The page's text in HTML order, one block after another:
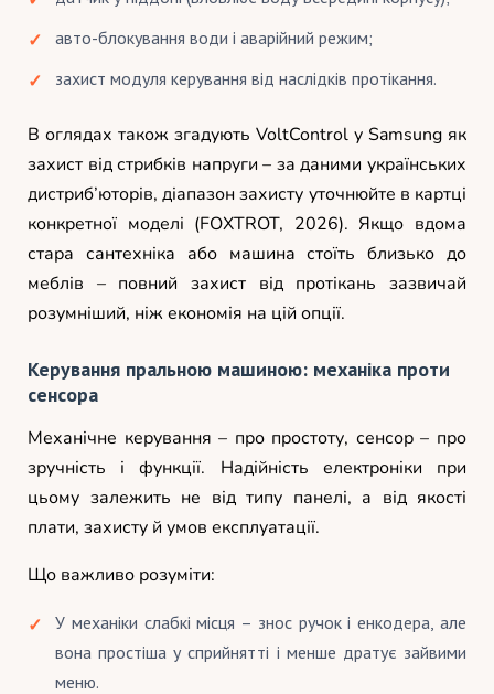
авто-блокування води і аварійний режим;
захист модуля керування від наслідків протікання.
В оглядах також згадують VoltControl у Samsung як
захист від стрибків напруги – за даними українських
дистриб’юторів, діапазон захисту уточнюйте в картці
конкретної моделі (FOXTROT, 2026). Якщо вдома
стара сантехніка або машина стоїть близько до
меблів – повний захист від протікань зазвичай
розумніший, ніж економія на цій опції.
Керування пральною машиною: механіка проти
сенсора
Механічне керування – про простоту, сенсор – про
зручність і функції. Надійність електроніки при
цьому залежить не від типу панелі, а від якості
плати, захисту й умов експлуатації.
Що важливо розуміти:
У механіки слабкі місця – знос ручок і енкодера, але
вона простіша у сприйнятті і менше дратує зайвими
меню.